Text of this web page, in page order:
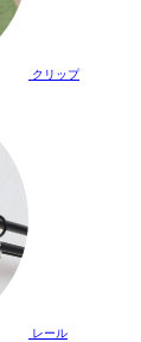
クリップ
レール